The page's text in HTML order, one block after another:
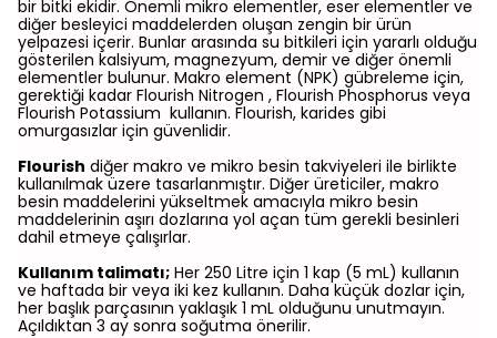
bir bitki ekidir. Önemli mikro elementler, eser elementler ve
diğer besleyici maddelerden oluşan zengin bir ürün
yelpazesi içerir. Bunlar arasında su bitkileri için yararlı olduğu
gösterilen kalsiyum, magnezyum, demir ve diğer önemli
elementler bulunur. Makro element (NPK) gübreleme için,
gerektiği kadar Flourish Nitrogen , Flourish Phosphorus veya
Flourish Potassium kullanın. Flourish, karides gibi
omurgasızlar için güvenlidir.
Flourish diğer makro ve mikro besin takviyeleri ile birlikte
kullanılmak üzere tasarlanmıştır. Diğer üreticiler, makro
besin maddelerini yükseltmek amacıyla mikro besin
maddelerinin aşırı dozlarına yol açan tüm gerekli besinleri
dahil etmeye çalışırlar.
Kullanım talimatı; Her 250 Litre için 1 kap (5 mL) kullanın
ve haftada bir veya iki kez kullanın. Daha küçük dozlar için,
her başlık parçasının yaklaşık 1 mL olduğunu unutmayın.
Açıldıktan 3 ay sonra soğutma önerilir.